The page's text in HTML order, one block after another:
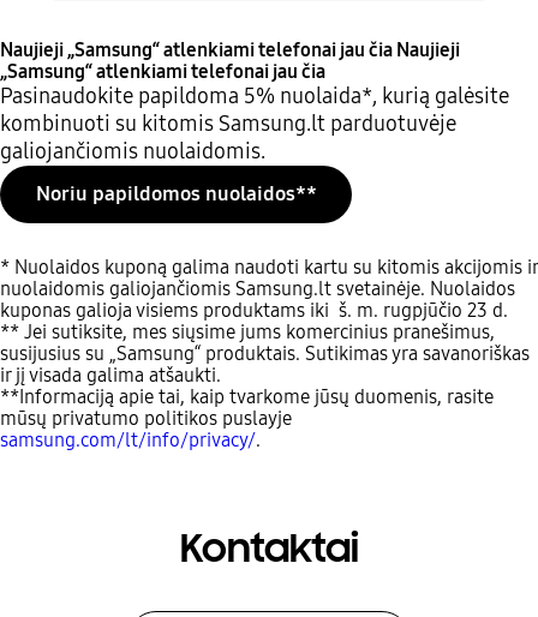
Naujieji „Samsung“ atlenkiami telefonai jau čia Naujieji
„Samsung“ atlenkiami telefonai jau čia
Pasinaudokite papildoma 5% nuolaida*, kurią galėsite
kombinuoti su kitomis Samsung.lt parduotuvėje
galiojančiomis nuolaidomis.
Noriu papildomos nuolaidos**
* Nuolaidos kuponą galima naudoti kartu su kitomis akcijomis ir
nuolaidomis galiojančiomis Samsung.lt svetainėje. Nuolaidos
kuponas galioja visiems produktams iki š. m. rugpjūčio 23 d.
** Jei sutiksite, mes siųsime jums komercinius pranešimus,
susijusius su „Samsung“ produktais. Sutikimas yra savanoriškas
ir jį visada galima atšaukti.
**Informaciją apie tai, kaip tvarkome jūsų duomenis, rasite
mūsų privatumo politikos puslayje
samsung.com/lt/info/privacy/.
Kontaktai